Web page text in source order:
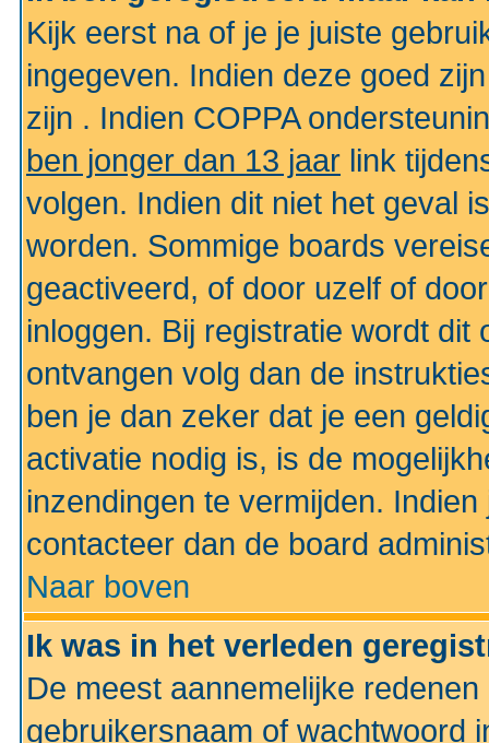
Kijk eerst na of je je juiste
ingegeven. Indien deze goed
zijn . Indien COPPA
ben jonger dan 13 jaar link
volgen. Indien dit niet het geval
worden. Sommige boards
geactiveerd, of door uzelf of
inloggen. Bij registratie wordt dit
ontvangen volg dan de
ben je dan zeker dat je een
activatie nodig is, is de
inzendingen te vermijden.
contacteer dan de board
Naar boven
Ik was in het verleden
De meest aannemelijke
gebruikersnaam of wachtwoord